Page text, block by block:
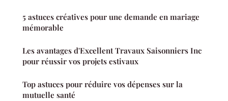
5 astuces créatives pour une demande en mariage
mémorable
Les avantages d'Excellent Travaux Saisonniers Inc
pour réussir vos projets estivaux
Top astuces pour réduire vos dépenses sur la
mutuelle santé